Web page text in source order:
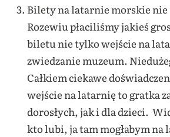
Bilety na latarnie morskie nie
Rozewiu płaciliśmy jakieś
biletu nie tylko wejście na
zwiedzanie muzeum.
Całkiem ciekawe
wejście na latarnię to gratka
dorosłych, jak i dla dzieci.
kto lubi, ja tam mogłabym na